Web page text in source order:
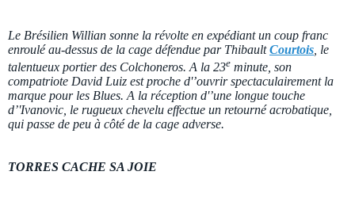
Le Brésilien Willian sonne la révolte en expédiant un coup franc
enroulé au-dessus de la cage défendue par ThibaultCourtois , le
talentueux portier des Colchoneros. A la 23e minute, son
compatriote David Luiz est proche d'’ouvrir spectaculairement la
marque pour les Blues. A la réception d'’une longue touche
d’'Ivanovic, le rugueux chevelu effectue un retourné acrobatique,
qui passe de peu à côté de la cage adverse.
TORRES CACHE SA JOIE